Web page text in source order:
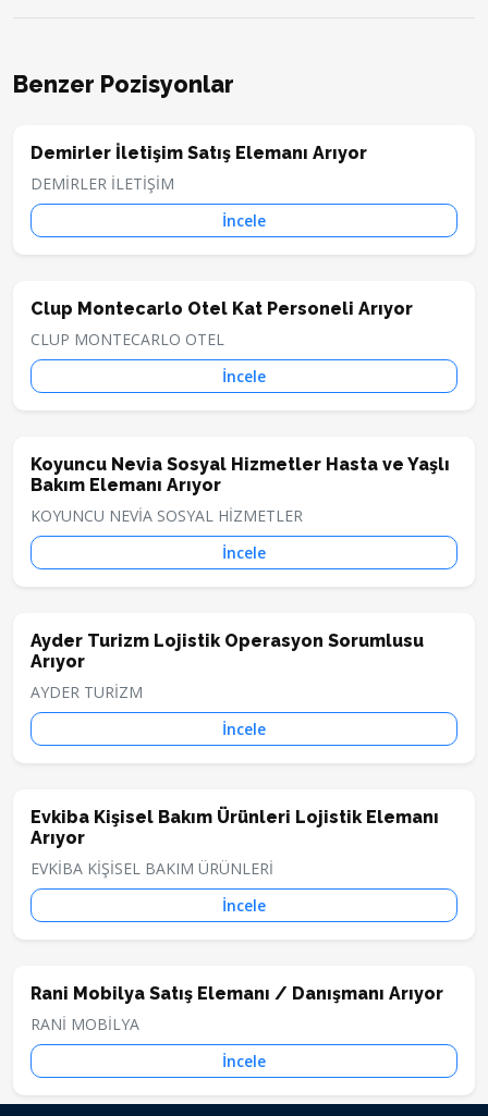
Benzer Pozisyonlar
Demirler İletişim Satış Elemanı Arıyor
DEMİRLER İLETİŞİM
İncele
Clup Montecarlo Otel Kat Personeli Arıyor
CLUP MONTECARLO OTEL
İncele
Koyuncu Nevia Sosyal Hizmetler Hasta ve Yaşlı
Bakım Elemanı Arıyor
KOYUNCU NEVİA SOSYAL HİZMETLER
İncele
Ayder Turizm Lojistik Operasyon Sorumlusu
Arıyor
AYDER TURİZM
İncele
Evkiba Kişisel Bakım Ürünleri Lojistik Elemanı
Arıyor
EVKİBA KİŞİSEL BAKIM ÜRÜNLERİ
İncele
Rani Mobilya Satış Elemanı / Danışmanı Arıyor
RANİ MOBİLYA
İncele